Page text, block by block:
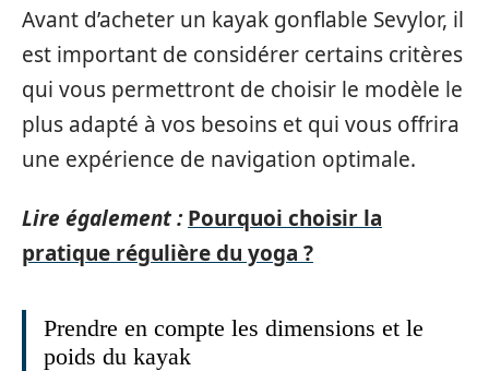
Avant d’acheter un kayak gonflable Sevylor, il
est important de considérer certains critères
qui vous permettront de choisir le modèle le
plus adapté à vos besoins et qui vous offrira
une expérience de navigation optimale.
Lire également : Pourquoi choisir la
pratique régulière du yoga ?
Prendre en compte les dimensions et le
poids du kayak